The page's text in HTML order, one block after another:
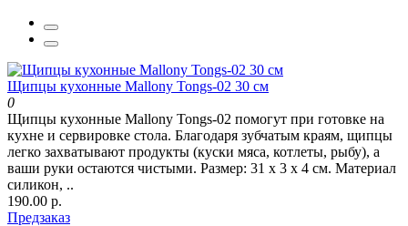
Щипцы кухонные Mallony Tongs-02 30 см
0
Щипцы кухонные Mallony Tongs-02 помогут при готовке на
кухне и сервировке стола. Благодаря зубчатым краям, щипцы
легко захватывают продукты (куски мяса, котлеты, рыбу), а
ваши руки остаются чистыми. Размер: 31 х 3 х 4 см. Материал
силикон, ..
190.00 р.
Предзаказ